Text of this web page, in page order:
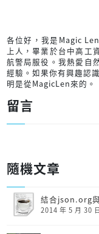
各位好，我是Magic
上人，畢業於台中高工
航警局服役。我熱愛自
經驗。如果你有興趣認
明是從MagicLen來的。
留言
隨機文章
結合json.org
2014 年 5 月 30 日